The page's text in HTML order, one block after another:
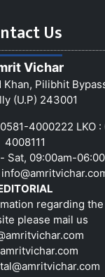
Us
Vichar
Pilibhit
(U.P) 243001
4000222 LKO
4008111
Sat, 09:00am-
regarding
please mail us